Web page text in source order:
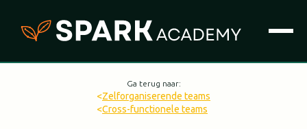
Ga terug naar:
<Zelforganiserende teams
<Cross-functionele teams